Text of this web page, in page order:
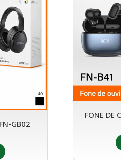
GB02
FONE DE